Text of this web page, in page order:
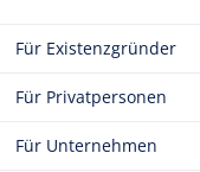
Für Existenzgründer
Für Privatpersonen
Für Unternehmen